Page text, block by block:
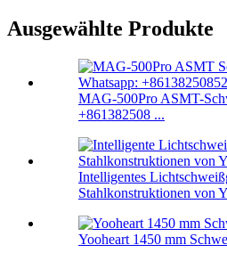
Ausgewählte Produkte
MAG-500Pro ASMT-
+861382508 ...
Intelligentes
Stahlkonstruktionen von
Yooheart 1450 mm